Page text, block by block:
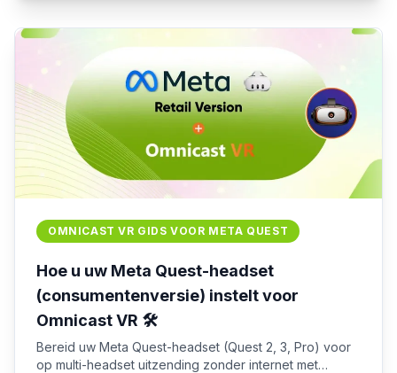
OMNICAST VR GIDS VOOR META QUEST
Hoe u uw Meta Quest-headset
(consumentenversie) instelt voor
Omnicast VR 🛠️
Bereid uw Meta Quest-headset (Quest 2, 3, Pro) voor
op multi-headset uitzending zonder internet met